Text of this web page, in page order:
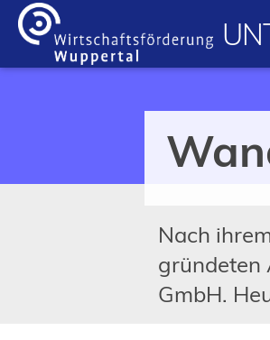
Inhalt anspringen
Nach
gründeten
GmbH.